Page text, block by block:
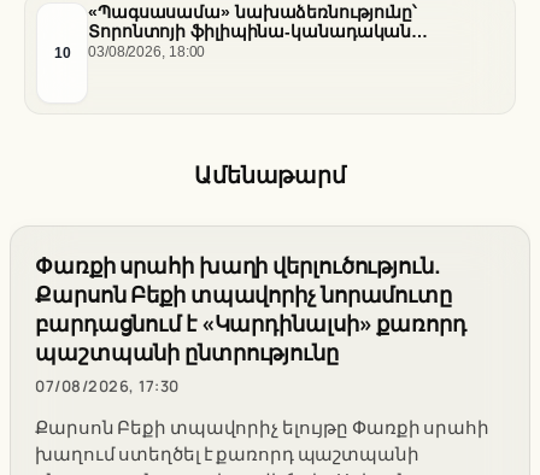
10
«Պագսասամա» նախաձեռնությունը՝
Տորոնտոյի ֆիլիպինա-կանադական
արվեստագետների համար
03/08/2026, 18:00
Ամենաթարմ
Փառքի սրահի խաղի վերլուծություն.
Քարսոն Բեքի տպավորիչ նորամուտը
բարդացնում է «Կարդինալսի» քառորդ
պաշտպանի ընտրությունը
07/08/2026, 17:30
Քարսոն Բեքի տպավորիչ ելույթը Փառքի սրահի
խաղում ստեղծել է քառորդ պաշտպանի